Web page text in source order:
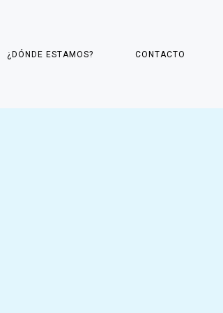
¿DÓNDE ESTAMOS? CONTACTO